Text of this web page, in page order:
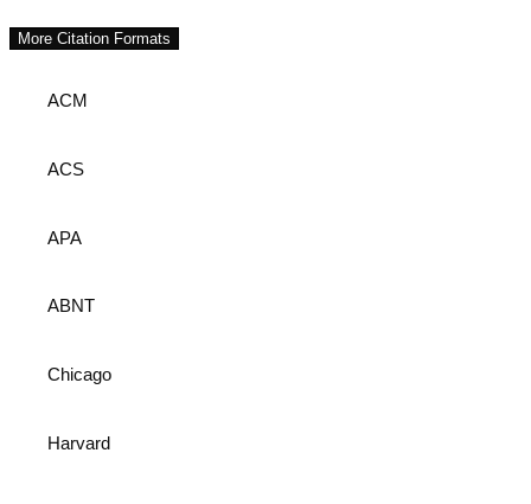
More Citation Formats
ACM
ACS
APA
ABNT
Chicago
Harvard